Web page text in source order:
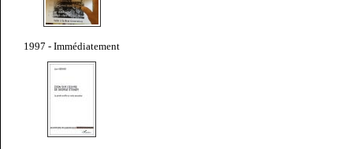
1997 - Immédiatement